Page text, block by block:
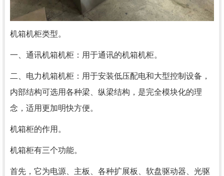
机箱机柜类型。
一、通讯机箱机柜：用于通讯的机箱机柜。
二、电力机箱机柜：用于安装低压配电和大型控制设备，
内部结构可选用各种梁、纵梁结构，是完全模块化的理
念，适用更加明快方便。
机箱柜的作用。
机箱柜有三个功能。
首先，它为电源、主板、各种扩展板、软盘驱动器、光驱